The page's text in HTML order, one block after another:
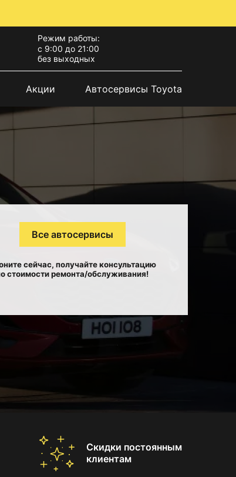
Режим работы:
с 9:00 до 21:00
без выходных
Акции Автосервисы Toyota
Все автосервисы
сейчас, получайте консультацию
стоимости ремонта/обслуживания!
Скидки постоянным
клиентам